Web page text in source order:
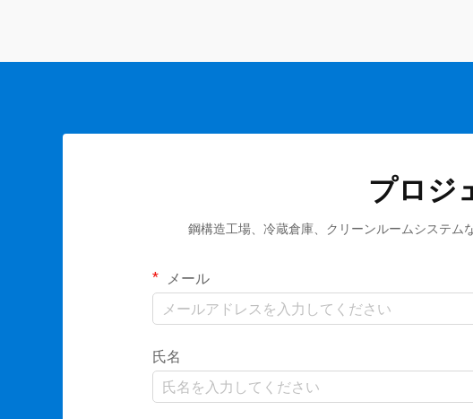
プロジ
鋼構造工場、冷蔵倉庫、クリーンルームシステム
メール
氏名